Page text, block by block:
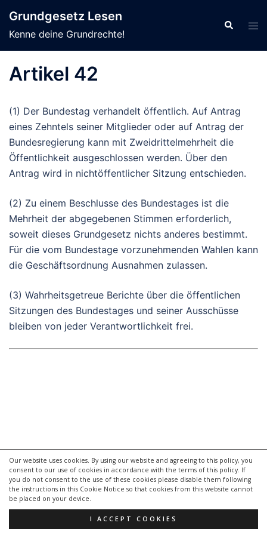
Our website uses cookies. By using our website and agreeing to this policy, you
consent to our use of cookies in accordance with the terms of this policy. If
you do not consent to the use of these cookies please disable them following
the instructions in this Cookie Notice so that cookies from this website cannot
be placed on your device.
I ACCEPT COOKIES
Inhalt
springen
Grundgesetz Lesen
Kenne deine Grundrechte!
Suche
Artikel 42
(1) Der Bundestag verhandelt öffentlich. Auf Antrag
eines Zehntels seiner Mitglieder oder auf Antrag der
Bundesregierung kann mit Zweidrittelmehrheit die
Öffentlichkeit ausgeschlossen werden. Über den
Antrag wird in nichtöffentlicher Sitzung entschieden.
(2) Zu einem Beschlusse des Bundestages ist die
Mehrheit der abgegebenen Stimmen erforderlich,
soweit dieses Grundgesetz nichts anderes bestimmt.
Für die vom Bundestage vorzunehmenden Wahlen kann
die Geschäftsordnung Ausnahmen zulassen.
(3) Wahrheitsgetreue Berichte über die öffentlichen
Sitzungen des Bundestages und seiner Ausschüsse
bleiben von jeder Verantwortlichkeit frei.
© 2026 Grundgesetz Lesen. Stolz präsentiert von
Sydney